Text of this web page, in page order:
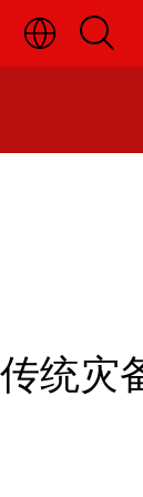
Skip
to
切
换
语
显
开
启
搜
传统灾